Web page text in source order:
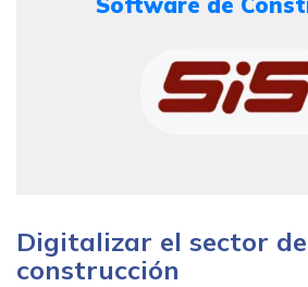
Digitalizar el sector
construcción